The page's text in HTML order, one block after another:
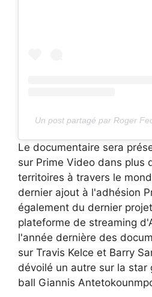
Un post partagé par Roger
Le documentaire sera
sur Prime Video dans plus
territoires à travers le
dernier ajout à l'adhésion
également du dernier
plateforme de streaming
l'année dernière des
sur Travis Kelce et Barry
dévoilé un autre sur la
ball Giannis